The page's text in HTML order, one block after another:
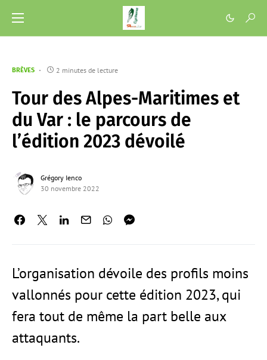
BRÈVES 2 minutes de lecture
Tour des Alpes-Maritimes et
du Var : le parcours de
l’édition 2023 dévoilé
Grégory Ienco
30 novembre 2022
L’organisation dévoile des profils moins
vallonnés pour cette édition 2023, qui
fera tout de même la part belle aux
attaquants.